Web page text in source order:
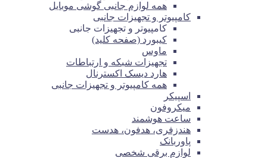
همه لوازم جانبی گوشی موبایل
کامپیوتر و تجهیزات جانبی
کامپیوتر و تجهیزات جانبی
کیبورد (صفحه کلید)
ماوس
تجهیزات شبکه و ارتباطات
هارد دیسک اکسترنال
همه کامپیوتر و تجهیزات جانبی
اسپیکر
میکروفون
ساعت هوشمند
هندزفری، هدفون، هدست
پاوربانک
لوازم برقی شخصی